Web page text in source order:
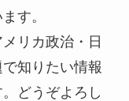
す。
リカ政治・日
知りたい情報
どうぞよろし